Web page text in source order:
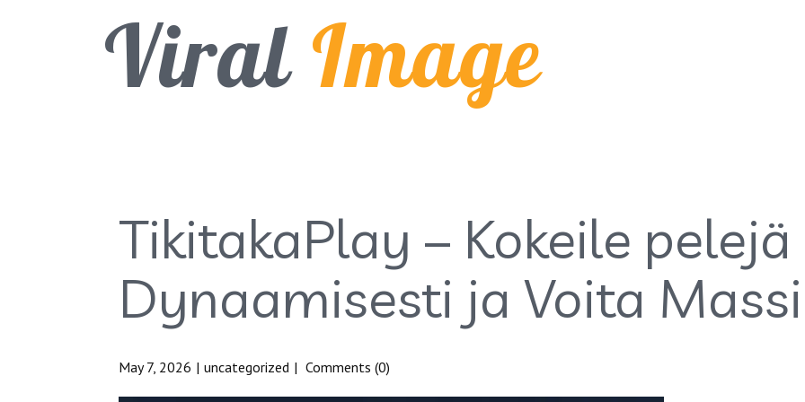
ViralImage
TikitakaPlay – Kokeile pelejä
Dynaamisesti ja Voita
May 7, 2026 uncategorized Comments (0)